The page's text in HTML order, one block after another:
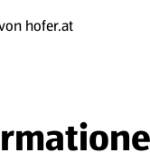
hofer.at